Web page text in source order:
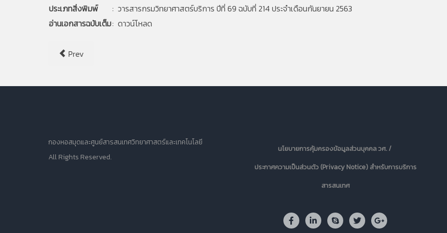
ประเภทสิ่งพิมพ์
: วารสารกรมวิทยาศาสตร์บริการ ปีที่ 69 ฉบับที่ 214 ประจำเดือนกันยายน 2563
อ่านเอกสารฉบับเต็ม: ดาวน์โหลด
Prev
กองหอสมุดและศูนย์สารสนเทศวิทยาศาสตร์และเทคโนโลยี
All Rights Reserved.
นโยบายการคุ้มครองข้อมูลส่วนบุคคล วศ. /
ประกาศความเป็นส่วนตัว (Privacy Notice) สำหรับการบริการ
สารสนเทศ